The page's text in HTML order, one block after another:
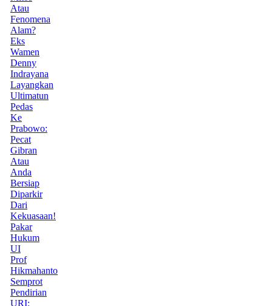
Atau
Fenomena
Alam?
Eks
Wamen
Denny
Indrayana
Layangkan
Ultimatun
Pedas
Ke
Prabowo:
Pecat
Gibran
Atau
Anda
Bersiap
Diparkir
Dari
Kekuasaan!
Pakar
Hukum
UI
Prof
Hikmahanto
Semprot
Pendirian
URI: